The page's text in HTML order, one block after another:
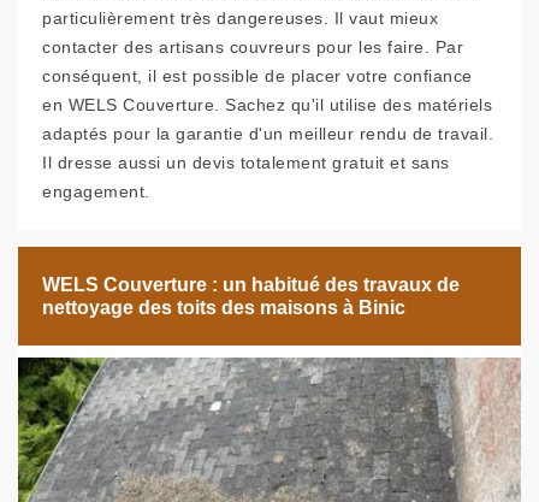
particulièrement très dangereuses. Il vaut mieux
contacter des artisans couvreurs pour les faire. Par
conséquent, il est possible de placer votre confiance
en WELS Couverture. Sachez qu'il utilise des matériels
adaptés pour la garantie d'un meilleur rendu de travail.
Il dresse aussi un devis totalement gratuit et sans
engagement.
WELS Couverture : un habitué des travaux de
nettoyage des toits des maisons à Binic